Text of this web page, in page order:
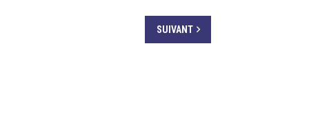
SUIVANT